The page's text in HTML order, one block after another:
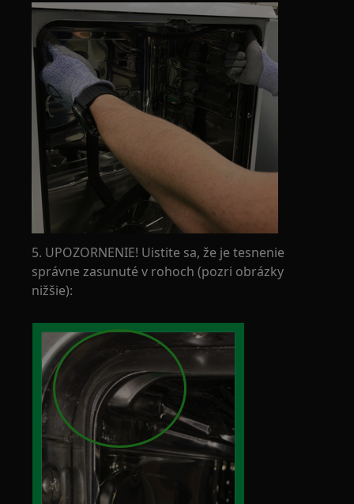
5. UPOZORNENIE! Uistite sa, že je tesnenie
správne zasunuté v rohoch (pozri obrázky
nižšie):